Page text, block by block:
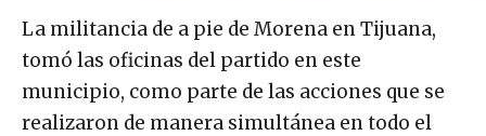
La militancia de a pie de Morena en Tijuana,
tomó las oficinas del partido en este
municipio, como parte de las acciones que se
realizaron de manera simultánea en todo el